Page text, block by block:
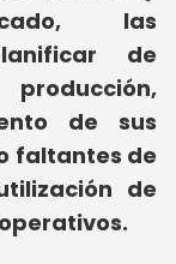
las
de
de sus
faltantes de
de